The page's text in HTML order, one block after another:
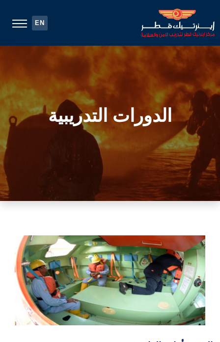
EN
الدورات التدريبية